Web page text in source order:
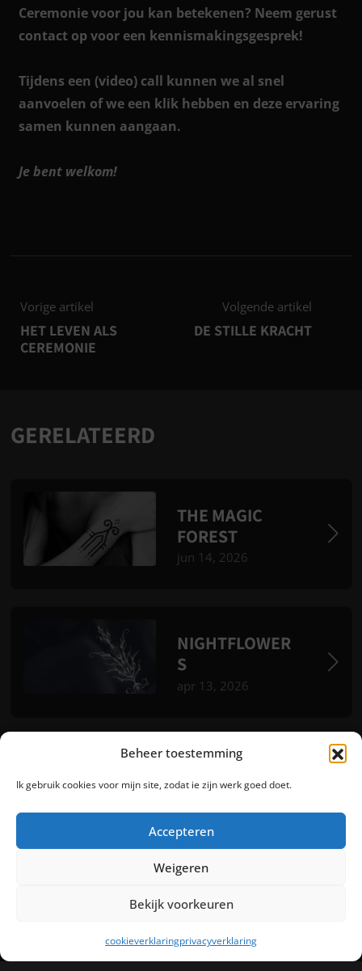
Beheer toestemming
Ik gebruik cookies voor mijn site, zodat ie zijn werk goed doet.
Accepteren
Weigeren
Bekijk voorkeuren
cookieverklaringprivacyverklaring
Ceremonie voor jou kan betekenen? Neem gerust
contact op voor een kennismakingsgesprek!
Tijdens een (video) call kunnen we al snel
aanvoelen of we een klik hebben en deze ervaring
samen kunnen aangaan.
Je bent welkom!
Vorige artikel
HET LEVEN ALS
CEREMONIE
Volgende artikel
DE STILLE KRACHT
GERELATEERD
THE MAGIC
FOREST
jun 14, 2026
NIGHTFLOWER
S
apr 13, 2026
ONTWERPEN
mrt 14, 2026